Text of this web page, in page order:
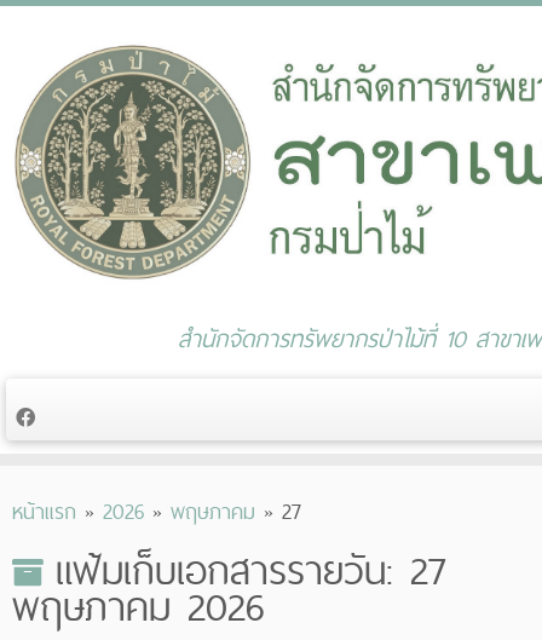
to
สำนักจัดการทรัพยากรป่าไม้ที่ 10 สาขาเ
หน้าแรก » 2026 » พฤษภาคม » 27
แฟ้มเก็บเอกสารรายวัน: 27
พฤษภาคม 2026